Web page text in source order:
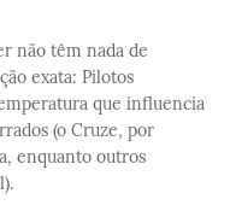
não têm nada de
exata: Pilotos
que influencia
(o Cruze, por
enquanto outros